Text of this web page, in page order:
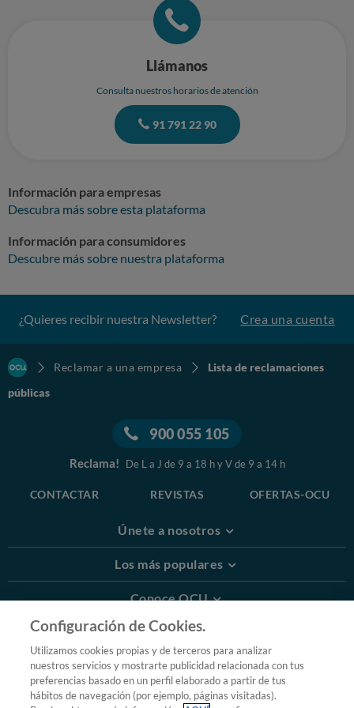
Llámanos
Consulta nuestros horarios de atención
91 791 22 90
Información para empresas
Descubra más sobre esta plataforma
Información para consumidores
Descubre más sobre nuestra plataforma
¿Quieres recibir nuestra Newsletter? Crea una cuenta
Reclamar a una empresa
Lista de reclamaciones
públicas
900 055 105
Reclama! De L a J de 9 a 18 h y V de 9 a 14 h
CONTACTAR REVISTAS OFERTAS-OCU
Únete a nosotros
Los más populares
Conoce OCU
Más Información
© 2026 OCU
Condiciones generales de contratación de OCU
Configuración de Cookies.
Utilizamos cookies propias y de terceros para analizar
nuestros servicios y mostrarte publicidad relacionada con tus
preferencias basado en un perfil elaborado a partir de tus
hábitos de navegación (por ejemplo, páginas visitadas).